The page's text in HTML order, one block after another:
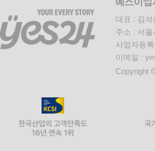
대표 : 김석
주소 : 서
사업자등
이메일 :
Copyright